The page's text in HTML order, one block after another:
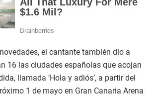
el cantante también dio a
16 las ciudades españolas que acojan
llamada ‘Hola y adiós’, a partir del
1 de mayo en Gran Canaria Arena